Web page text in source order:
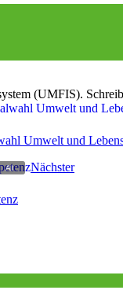
(UMFIS).
Umwelt und
Nächster